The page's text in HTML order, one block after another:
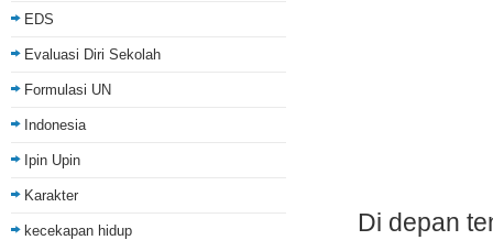
EDS
Evaluasi Diri Sekolah
Formulasi UN
Indonesia
Ipin Upin
Karakter
kecekapan hidup Di depan